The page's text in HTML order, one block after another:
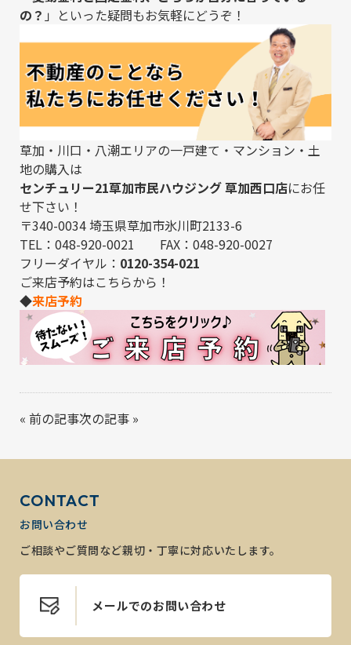
の？ 」といった疑問もお気軽にどうぞ！
草加・川口・八潮エリアの一戸建て・マンション・土
地の購入は
センチュリー21草加市民ハウジング 草加西口店にお任
せ下さい！
〒340-0034 埼玉県草加市氷川町2133-6
TEL：048-920-0021 FAX：048-920-0027
フリーダイヤル： 0120-354-021
ご来店予約はこちらから！
◆来店予約
« 前の記事次の記事 »
CONTACT
お問い合わせ
ご相談やご質問など親切・丁寧に対応いたします。
メールでのお問い合わせ